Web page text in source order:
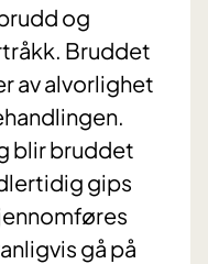
og
Bruddet
av alvorlighet
blir bruddet
gips
gå på